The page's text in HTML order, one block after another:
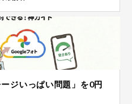
ジいっぱい問題」を0円